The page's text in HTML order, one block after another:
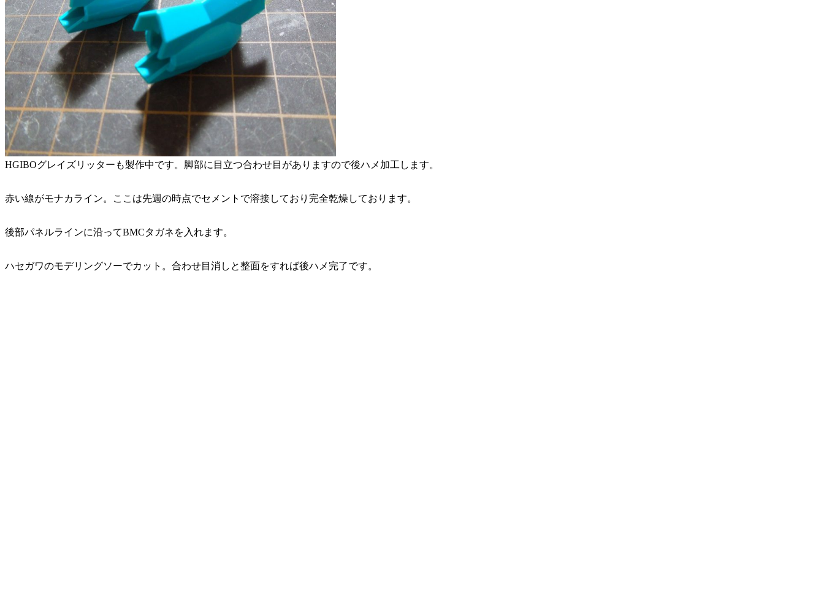
HGIBOグレイズリッターも製作中です。脚部に目立つ合わせ目がありますので後ハメ加工します。
赤い線がモナカライン。ここは先週の時点でセメントで溶接しており完全乾燥しております。
後部パネルラインに沿ってBMCタガネを入れます。
ハセガワのモデリングソーでカット。合わせ目消しと整面をすれば後ハメ完了です。